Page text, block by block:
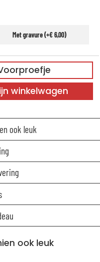
Met gravure (+€ 6,00)
winkelwagen
ook leuk
ook leuk